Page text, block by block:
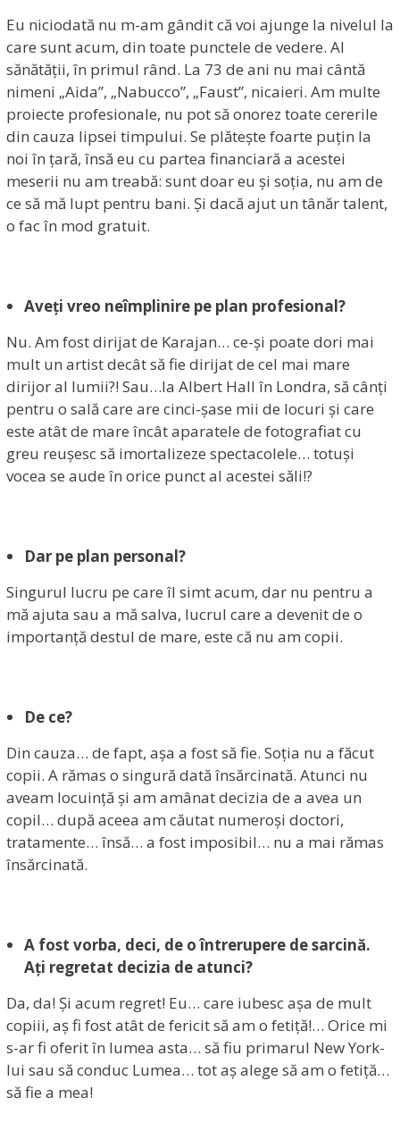
Eu niciodată nu m-am gândit că voi ajunge la nivelul la
care sunt acum, din toate punctele de vedere. Al
sănătății, în primul rând. La 73 de ani nu mai cântă
nimeni „Aida”, „Nabucco”, „Faust”, nicaieri. Am multe
proiecte profesionale, nu pot să onorez toate cererile
din cauza lipsei timpului. Se plătește foarte puțin la
noi în țară, însă eu cu partea financiară a acestei
meserii nu am treabă: sunt doar eu și soția, nu am de
ce să mă lupt pentru bani. Și dacă ajut un tânăr talent,
o fac în mod gratuit.
Aveți vreo neîmplinire pe plan profesional?
Nu. Am fost dirijat de Karajan… ce-și poate dori mai
mult un artist decât să fie dirijat de cel mai mare
dirijor al lumii?! Sau…la Albert Hall în Londra, să cânți
pentru o sală care are cinci-șase mii de locuri și care
este atât de mare încât aparatele de fotografiat cu
greu reușesc să imortalizeze spectacolele… totuși
vocea se aude în orice punct al acestei săli!?
Dar pe plan personal?
Singurul lucru pe care îl simt acum, dar nu pentru a
mă ajuta sau a mă salva, lucrul care a devenit de o
importanță destul de mare, este că nu am copii.
De ce?
Din cauza… de fapt, așa a fost să fie. Soția nu a făcut
copii. A rămas o singură dată însărcinată. Atunci nu
aveam locuință și am amânat decizia de a avea un
copil… după aceea am căutat numeroși doctori,
tratamente… însă… a fost imposibil… nu a mai rămas
însărcinată.
A fost vorba, deci, de o întrerupere de sarcină.
Ați regretat decizia de atunci?
Da, da! Și acum regret! Eu… care iubesc așa de mult
copiii, aș fi fost atât de fericit să am o fetiță!… Orice mi
s-ar fi oferit în lumea asta… să fiu primarul New York-
lui sau să conduc Lumea… tot aș alege să am o fetiță…
să fie a mea!